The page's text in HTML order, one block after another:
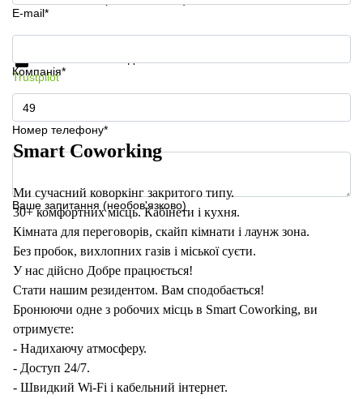
E-mail*
Компанія*
Номер телефону*
Ваше запитання (необов'язково)
Отримати інформацію та ціни
Trustpilot
Smart Coworking
Ми сучасний коворкінг закритого типу.
30+ комфортних місць. Кабінети і кухня.
Кімната для переговорів, скайп кімнати і лаунж зона.
Без пробок, вихлопних газів і міської суєти.
У нас дійсно Добре працюється!
Стати нашим резидентом. Вам сподобається!
Бронюючи одне з робочих місць в Smart Coworking, ви
отримуєте:
- Надихаючу атмосферу.
- Доступ 24/7.
- Швидкий Wi-Fi і кабельний інтернет.